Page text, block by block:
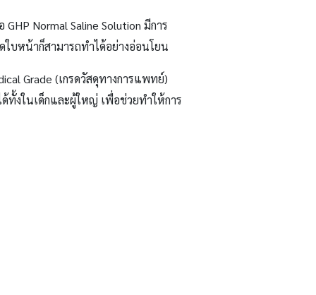
GHP Normal Saline Solution มีการ
ใบหน้าก็สามารถทำได้อย่างอ่อนโยน
Grade (เกรดวัสดุทางการแพทย์)
ทั้งในเด็กและผู้ใหญ่ เพื่อช่วยทำให้การ